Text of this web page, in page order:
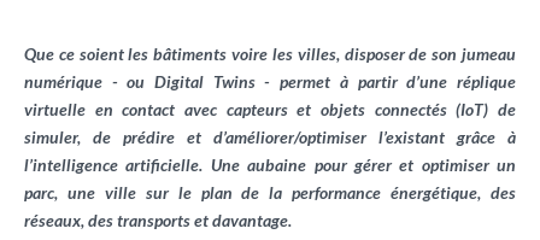
Que ce soient les bâtiments voire les villes, disposer de son jumeau
numérique - ou Digital Twins - permet à partir d’une réplique
virtuelle en contact avec capteurs et objets connectés (IoT) de
simuler, de prédire et d’améliorer/optimiser l’existant grâce à
l’intelligence artificielle. Une aubaine pour gérer et optimiser un
parc, une ville sur le plan de la performance énergétique, des
réseaux, des transports et davantage.